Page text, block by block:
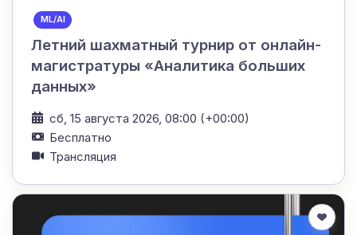
ML/AI
Летний шахматный турнир от онлайн-
магистратуры «Аналитика больших
данных»
сб, 15 августа 2026, 08:00 (+00:00)
Бесплатно
Трансляция